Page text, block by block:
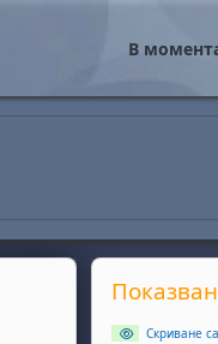
В
Прескочи
Скриване